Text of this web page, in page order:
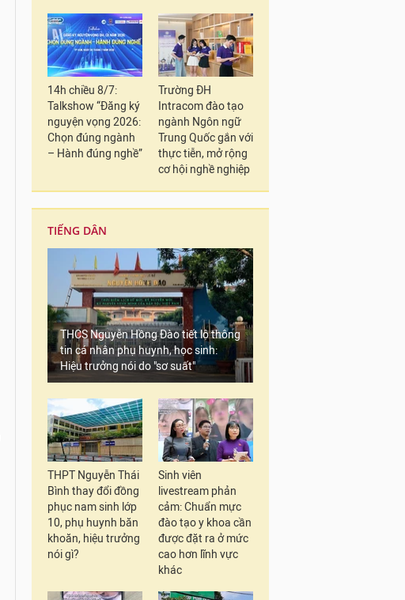
14h chiều 8/7:
Talkshow “Đăng ký
nguyện vọng 2026:
Chọn đúng ngành
– Hành đúng nghề”
Trường ĐH
Intracom đào tạo
ngành Ngôn ngữ
Trung Quốc gắn với
thực tiễn, mở rộng
cơ hội nghề nghiệp
TIẾNG DÂN
THCS Nguyễn Hồng Đào tiết lộ thông
tin cá nhân phụ huynh, học sinh:
Hiệu trưởng nói do "sơ suất"
THPT Nguyễn Thái
Bình thay đổi đồng
phục nam sinh lớp
10, phụ huynh băn
khoăn, hiệu trưởng
nói gì?
Sinh viên
livestream phản
cảm: Chuẩn mực
đào tạo y khoa cần
được đặt ra ở mức
cao hơn lĩnh vực
khác